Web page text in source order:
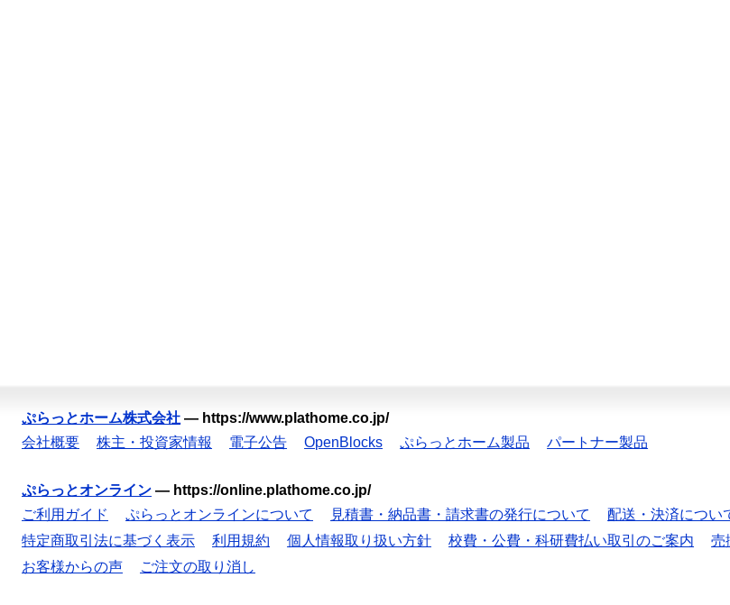
ぷらっとホーム株式会社 — https://www.plathome.co.jp/
会社概要
株主・投資家情報 電子公告 OpenBlocks ぷらっとホーム製品 パートナー製品
ぷらっとオンライン — https://online.plathome.co.jp/
ご利用ガイド
ぷらっとオンラインについて 見積書・納品書・請求書の発行について 配送・決済につい
特定商取引法に基づく表示
利用規約 個人情報取り扱い方針 校費・公費・科研費払い取引のご案内 売
お客様からの声
ご注文の取り消し